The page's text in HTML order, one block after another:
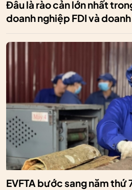
Đâu là rào cản lớn nhất
doanh nghiệp FDI và
EVFTA bước sang năm thứ